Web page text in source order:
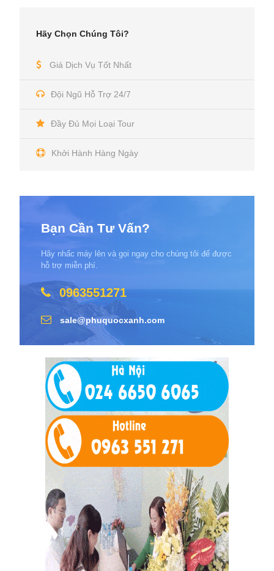
Hãy Chọn Chúng Tôi?
Giá Dịch Vụ Tốt Nhất
Đội Ngũ Hỗ Trợ 24/7
Đầy Đủ Mọi Loại Tour
Khởi Hành Hàng Ngày
Bạn Cần Tư Vấn?
Hãy nhấc máy lên và gọi ngay cho chúng tôi để được
hỗ trợ miễn phí.
0963551271
sale@phuquocxanh.com